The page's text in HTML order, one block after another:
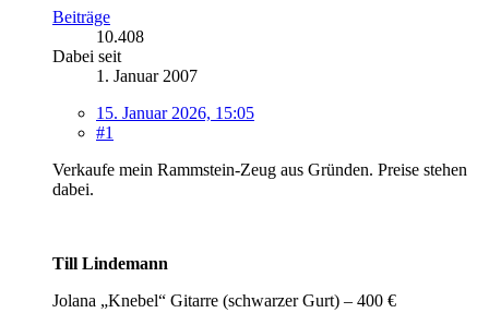
Beiträge
10.408
Dabei seit
1. Januar 2007
15. Januar 2026, 15:05
#1
Verkaufe mein Rammstein-Zeug aus Gründen. Preise stehen
dabei.
Till Lindemann
Jolana „Knebel“ Gitarre (schwarzer Gurt) – 400 €